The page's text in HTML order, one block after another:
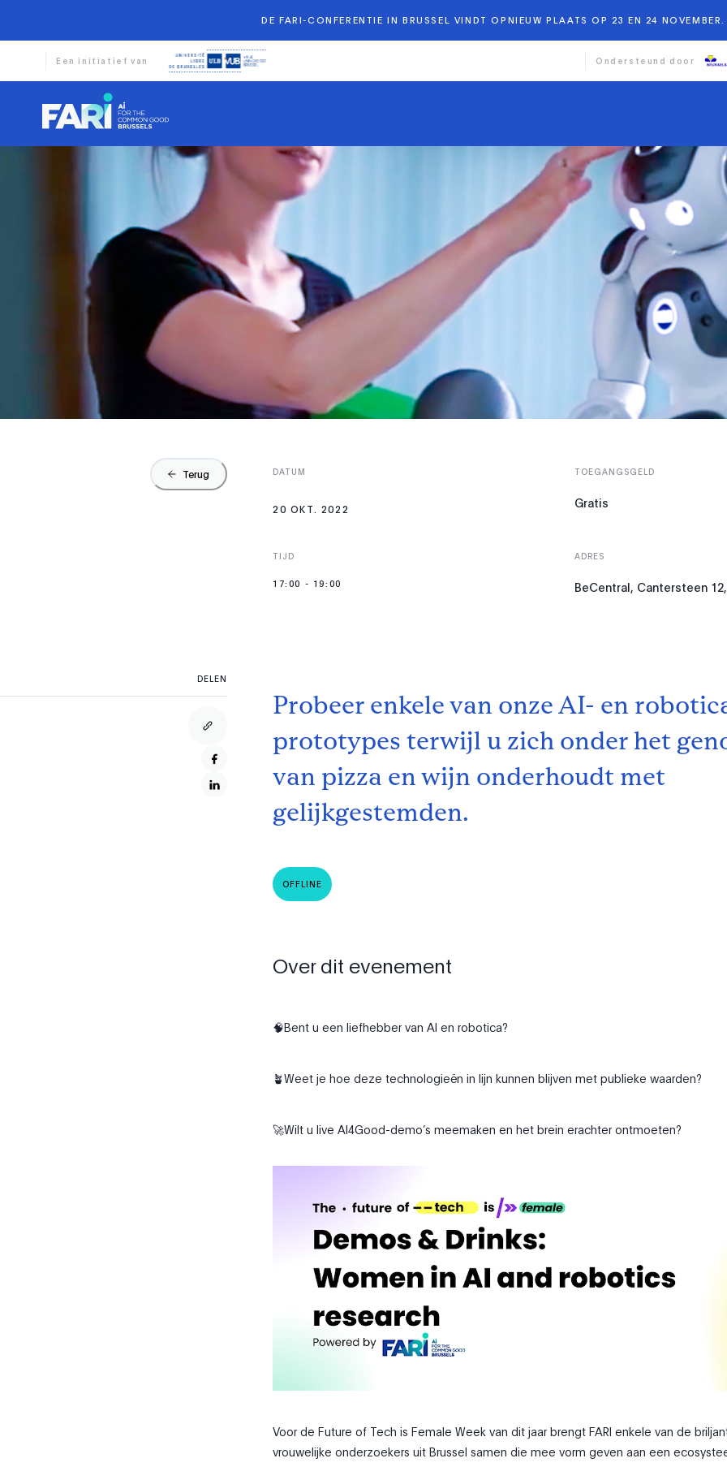
DE FARI-CONFERENTIE IN BRUSSEL VINDT OPNIEUW PLAATS OP 23 EN 24 NOVEMBER.
Een initiatief van Ondersteund door
Terug DATUM
20 OKT. 2022
TOEGANGSGELD
Gratis
TIJD
17:00 - 19:00
ADRES
BeCentral, Cantersteen
Probeer enkele van onze AI- en
prototypes terwijl u zich onder het
van pizza en wijn onderhoudt met
gelijkgestemden.
OFFLINE
Over dit evenement
🧠Bent u een liefhebber van AI en robotica?
🪴Weet je hoe deze technologieën in lijn kunnen blijven met publieke waarden?
🚀Wilt u live AI4Good-demo’s meemaken en het brein erachter ontmoeten?
Voor de Future of Tech is Female Week van dit jaar brengt FARI enkele van de
vrouwelijke onderzoekers uit Brussel samen die mee vorm geven aan een
DELEN